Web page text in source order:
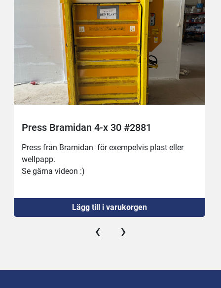
Press Bramidan 4-x 30 #2881
Press från Bramidan  för exempelvis plast eller
wellpapp.
Se gärna videon :)
Lägg till i varukorgen
‹ ›